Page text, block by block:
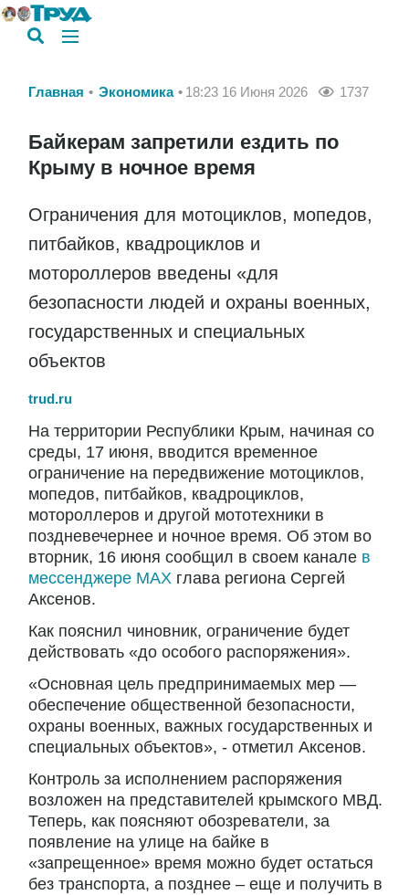
Главная Экономика 18:23 16 Июня 2026 1737
Байкерам запретили ездить по
Крыму в ночное время
Ограничения для мотоциклов, мопедов,
питбайков, квадроциклов и
мотороллеров введены «для
безопасности людей и охраны военных,
государственных и специальных
объектов
trud.ru
На территории Республики Крым, начиная со
среды, 17 июня, вводится временное
ограничение на передвижение мотоциклов,
мопедов, питбайков, квадроциклов,
мотороллеров и другой мототехники в
поздневечернее и ночное время. Об этом во
вторник, 16 июня сообщил в своем канале в
мессенджере MAX глава региона Сергей
Аксенов.
Как пояснил чиновник, ограничение будет
действовать «до особого распоряжения».
«Основная цель предпринимаемых мер —
обеспечение общественной безопасности,
охраны военных, важных государственных и
специальных объектов», - отметил Аксенов.
Контроль за исполнением распоряжения
возложен на представителей крымского МВД.
Теперь, как поясняют обозреватели, за
появление на улице на байке в
«запрещенное» время можно будет остаться
без транспорта, а позднее – еще и получить в